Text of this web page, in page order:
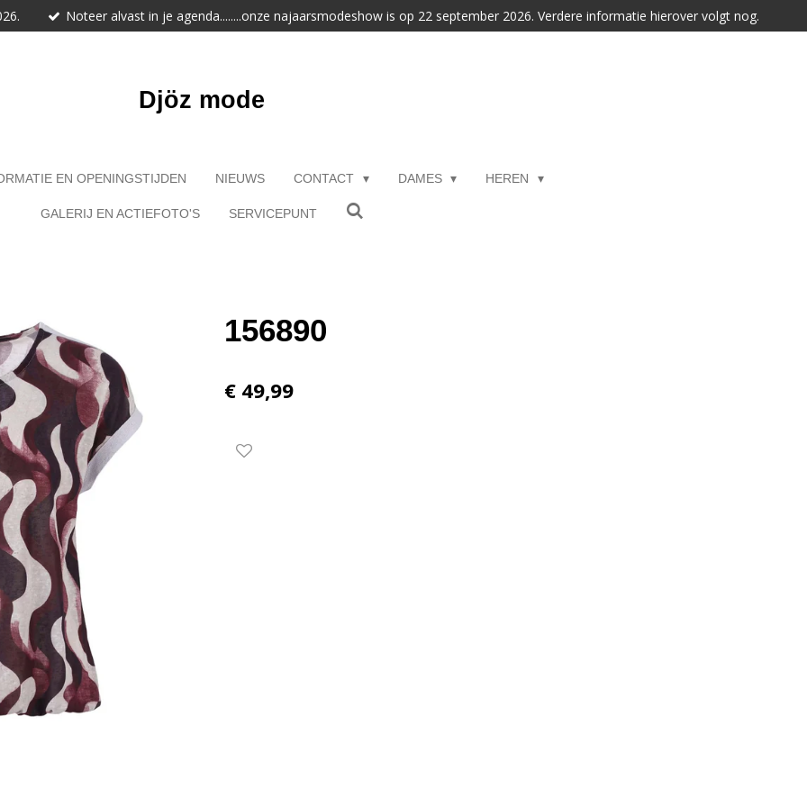
Noteer alvast in je agenda........onze najaarsmodeshow is op 22 september 2026. Verdere informatie hierover volgt nog.
Djöz mode
EN OPENINGSTIJDEN NIEUWS CONTACT DAMES HEREN
GALERIJ EN ACTIEFOTO'S SERVICEPUNT
156890
€ 49,99